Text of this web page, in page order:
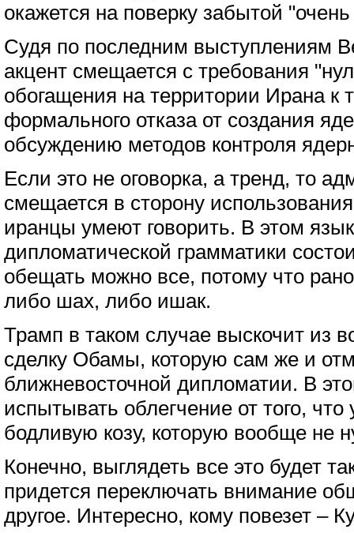
окажется на поверку забытой
Судя по последним выступлениям
акцент смещается с требования
обогащения на территории Ирана к
формального отказа от создания
обсуждению методов контроля
Если это не оговорка, а тренд, то
смещается в сторону
иранцы умеют говорить. В этом
дипломатической грамматики
обещать можно все, потому что
либо шах, либо ишак.
Трамп в таком случае выскочит из
сделку Обамы, которую сам же и
ближневосточной дипломатии. В
испытывать облегчение от того,
бодливую козу, которую вообще не
Конечно, выглядеть все это будет
придется переключать внимание
другое. Интересно, кому повезет –